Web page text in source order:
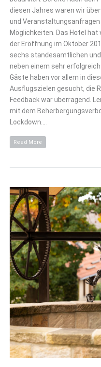
diesen Jahres waren wir
und Veranstaltungsanfragen
Möglichkeiten. Das Hotel
der Eröffnung im Oktober
sechs standesamtlichen
neben einem sehr
Gäste haben vor allem in
Ausflugszielen gesucht, die
Feedback war überragend.
mit dem
Lockdown.…
Read More